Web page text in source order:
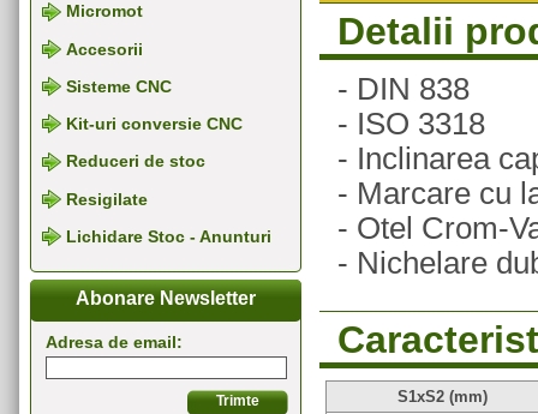
Micromot
Accesorii
Sisteme CNC
Kit-uri conversie CNC
Reduceri de stoc
Resigilate
Lichidare Stoc - Anunturi
Abonare Newsletter
Adresa de email:
Detalii
- DIN 838
- ISO 3318
- Inclinarea
- Marcare cu
- Otel Crom-
- Nichelare
S1xS2 (mm)